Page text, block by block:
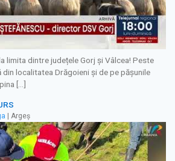
limita dintre județele Gorj și Vâlcea! Peste
localitatea Drăgoieni și de pe pășunile
[…]
| Argeș